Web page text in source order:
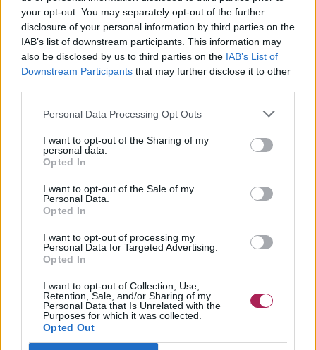
your opt-out. You may separately opt-out of the further
disclosure of your personal information by third parties on the
IAB’s list of downstream participants. This information may
also be disclosed by us to third parties on the IAB’s List of
Downstream Participants that may further disclose it to other
Personal Data Processing Opt Outs
I want to opt-out of the Sharing of my
personal data.
Opted In
I want to opt-out of the Sale of my
Personal Data.
Opted In
I want to opt-out of processing my
Personal Data for Targeted Advertising.
Opted In
I want to opt-out of Collection, Use,
Retention, Sale, and/or Sharing of my
Personal Data that Is Unrelated with the
Purposes for which it was collected.
Opted Out